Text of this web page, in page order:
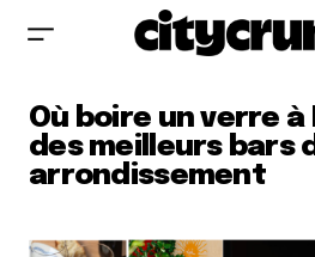
Où boire un verre à
des meilleurs bars
arrondissement